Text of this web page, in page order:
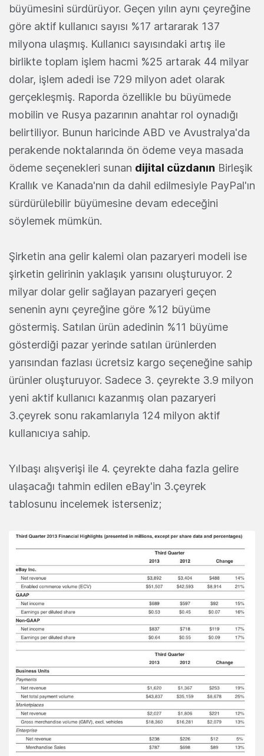
büyümesini sürdürüyor. Geçen yılın aynı çeyreğine
göre aktif kullanıcı sayısı %17 artararak 137
milyona ulaşmış. Kullanıcı sayısındaki artış ile
birlikte toplam işlem hacmi %25 artarak 44 milyar
dolar, işlem adedi ise 729 milyon adet olarak
gerçekleşmiş. Raporda özellikle bu büyümede
mobilin ve Rusya pazarının anahtar rol oynadığı
belirtiliyor. Bunun haricinde ABD ve Avustralya'da
perakende noktalarında ön ödeme veya masada
ödeme seçenekleri sunan dijital cüzdanın Birleşik
Krallık ve Kanada'nın da dahil edilmesiyle PayPal'ın
sürdürülebilir büyümesine devam edeceğini
söylemek mümkün.
Şirketin ana gelir kalemi olan pazaryeri modeli ise
şirketin gelirinin yaklaşık yarısını oluşturuyor. 2
milyar dolar gelir sağlayan pazaryeri geçen
senenin aynı çeyreğine göre %12 büyüme
göstermiş. Satılan ürün adedinin %11 büyüme
gösterdiği pazar yerinde satılan ürünlerden
yarısından fazlası ücretsiz kargo seçeneğine sahip
ürünler oluşturuyor. Sadece 3. çeyrekte 3.9 milyon
yeni aktif kullanıcı kazanmış olan pazaryeri
3.çeyrek sonu rakamlarıyla 124 milyon aktif
kullanıcıya sahip.
Yılbaşı alışverişi ile 4. çeyrekte daha fazla gelire
ulaşacağı tahmin edilen eBay'in 3.çeyrek
tablosunu incelemek isterseniz;